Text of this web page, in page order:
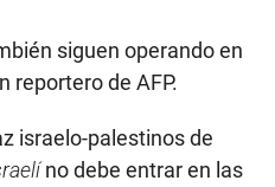
siguen operando en
reportero de AFP.
israelo-palestinos de
no debe entrar en las